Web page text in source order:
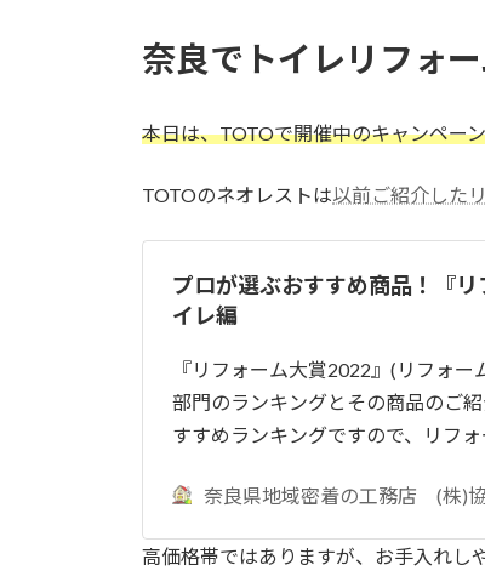
奈良でトイレリフォ
本日は、TOTOで開催中のキャンペー
TOTOのネオレストは以前ご紹介した
プロが選ぶおすすめ商品！『
イレ編
『リフォーム大賞2022』(リフォ
部門のランキングとその商品のご
すすめランキングですので、リフ
奈良県地域密着の工務店 (株)
高価格帯ではありますが、お手入れし